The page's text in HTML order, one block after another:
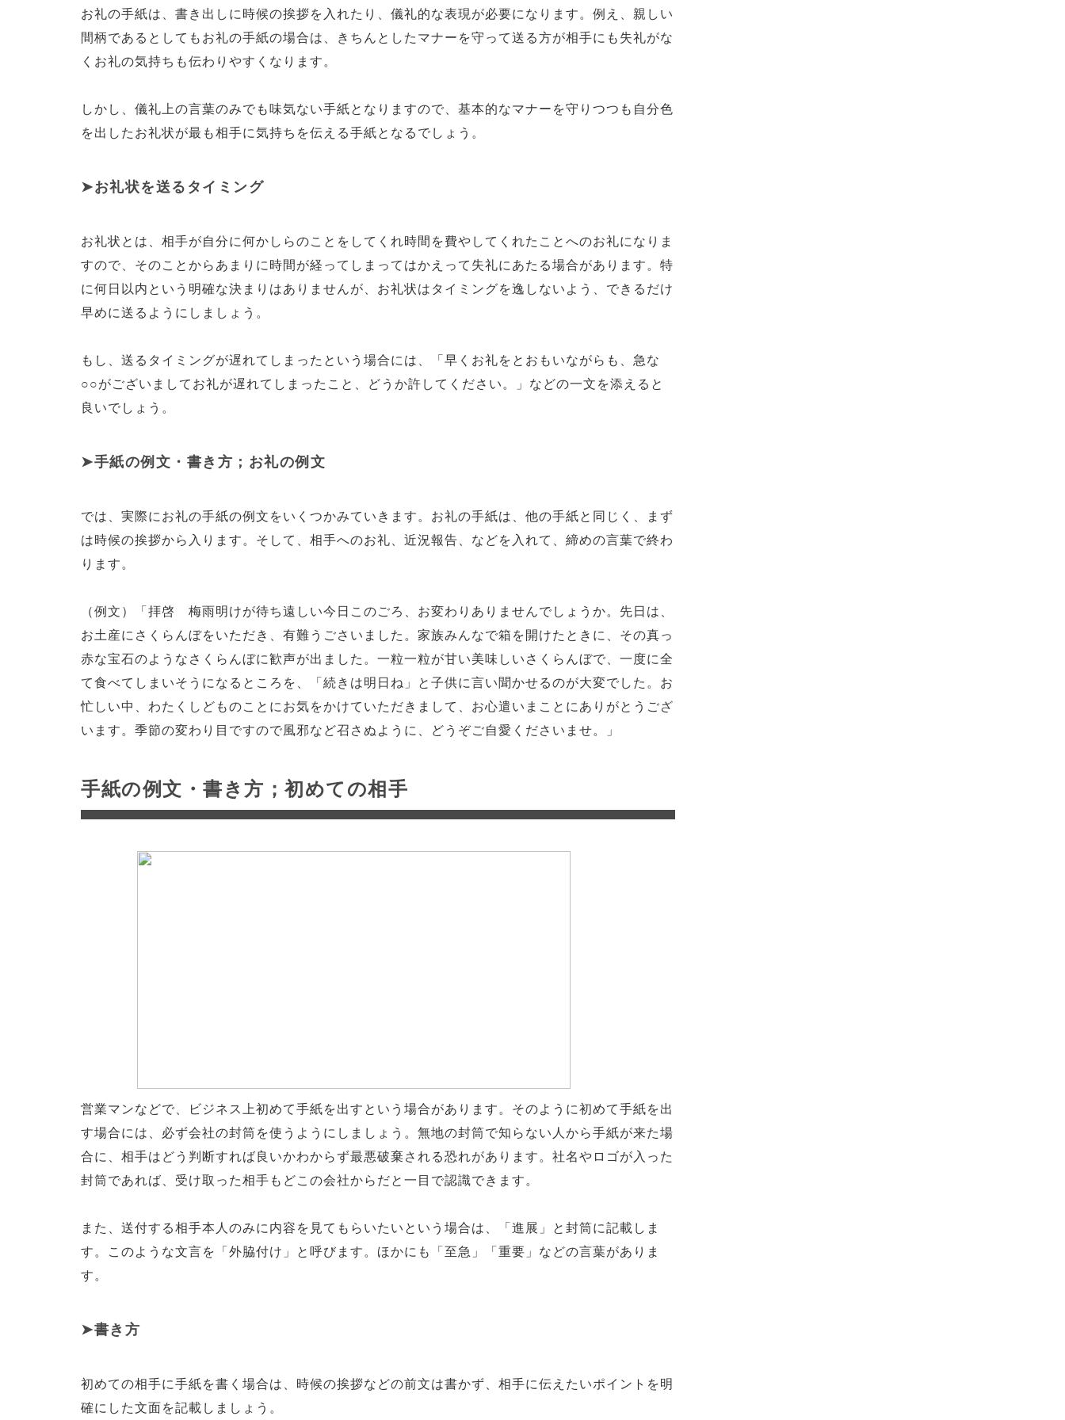
お礼の手紙は、書き出しに時候の挨拶を入れたり、儀礼的な表現が必要になります。例え、親しい
間柄であるとしてもお礼の手紙の場合は、きちんとしたマナーを守って送る方が相手にも失礼がな
くお礼の気持ちも伝わりやすくなります。
しかし、儀礼上の言葉のみでも味気ない手紙となりますので、基本的なマナーを守りつつも自分色
を出したお礼状が最も相手に気持ちを伝える手紙となるでしょう。
お礼状を送るタイミング
お礼状とは、相手が自分に何かしらのことをしてくれ時間を費やしてくれたことへのお礼になりま
すので、そのことからあまりに時間が経ってしまってはかえって失礼にあたる場合があります。特
に何日以内という明確な決まりはありませんが、お礼状はタイミングを逸しないよう、できるだけ
早めに送るようにしましょう。
もし、送るタイミングが遅れてしまったという場合には、「早くお礼をとおもいながらも、急な
○○がございましてお礼が遅れてしまったこと、どうか許してください。」などの一文を添えると
良いでしょう。
手紙の例文・書き方；お礼の例文
では、実際にお礼の手紙の例文をいくつかみていきます。お礼の手紙は、他の手紙と同じく、まず
は時候の挨拶から入ります。そして、相手へのお礼、近況報告、などを入れて、締めの言葉で終わ
ります。
（例文）「拝啓 梅雨明けが待ち遠しい今日このごろ、お変わりありませんでしょうか。先日は、
お土産にさくらんぼをいただき、有難うごさいました。家族みんなで箱を開けたときに、その真っ
赤な宝石のようなさくらんぼに歓声が出ました。一粒一粒が甘い美味しいさくらんぼで、一度に全
て食べてしまいそうになるところを、「続きは明日ね」と子供に言い聞かせるのが大変でした。お
忙しい中、わたくしどものことにお気をかけていただきまして、お心遣いまことにありがとうござ
います。季節の変わり目ですので風邪など召さぬように、どうぞご自愛くださいませ。」
手紙の例文・書き方；初めての相手
営業マンなどで、ビジネス上初めて手紙を出すという場合があります。そのように初めて手紙を出
す場合には、必ず会社の封筒を使うようにしましょう。無地の封筒で知らない人から手紙が来た場
合に、相手はどう判断すれば良いかわからず最悪破棄される恐れがあります。社名やロゴが入った
封筒であれば、受け取った相手もどこの会社からだと一目で認識できます。
また、送付する相手本人のみに内容を見てもらいたいという場合は、「進展」と封筒に記載しま
す。このような文言を「外脇付け」と呼びます。ほかにも「至急」「重要」などの言葉がありま
す。
書き方
初めての相手に手紙を書く場合は、時候の挨拶などの前文は書かず、相手に伝えたいポイントを明
確にした文面を記載しましょう。